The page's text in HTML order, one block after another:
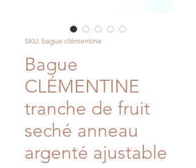
SKU: bague clémentine
Bague
CLÉMENTINE
tranche de fruit
seché anneau
argenté ajustable